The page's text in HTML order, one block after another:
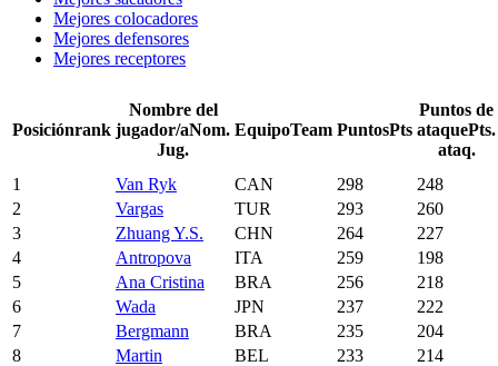
Mejores colocadores
Mejores defensores
Mejores receptores
Posiciónrank
Nombre del
jugador/aNom.
Jug.
EquipoTeam PuntosPts
Puntos de
ataquePts.
ataq.
1
Van Ryk CAN 298
248
2
Vargas TUR 293
260
3
Zhuang Y.S. CHN 264
227
4
Antropova ITA 259
198
5
Ana Cristina BRA 256
218
6
Wada JPN 237
222
7
Bergmann BRA 235
204
8
Martin BEL 233
214